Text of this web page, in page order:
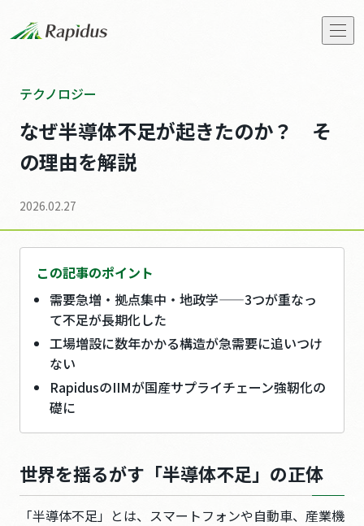
会社概要
トップメッセージ
IIM
お知らせ
ストーリーズ
採用情報
お問い合わせ
このサイトについて
テクノロジー
なぜ半導体不足が起きたのか？ そ
の理由を解説
2026.02.27
この記事のポイント
需要急増・拠点集中・地政学——3つが重なっ
て不足が長期化した
工場増設に数年かかる構造が急需要に追いつけ
ない
RapidusのIIMが国産サプライチェーン強靭化の
礎に
世界を揺るがす「半導体不足」の正体
「半導体不足」とは、スマートフォンや自動車、産業機